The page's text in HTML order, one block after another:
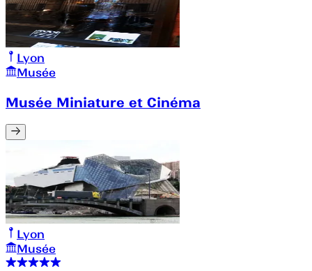
Lyon
Musée
Musée Miniature et Cinéma
Lyon
Musée